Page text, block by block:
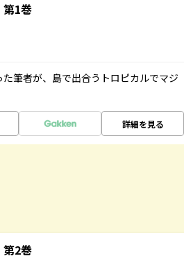
1巻
筆者が、島で出合うトロピカルでマジ
詳細を見る
2巻